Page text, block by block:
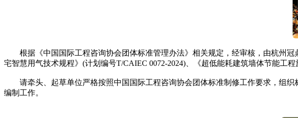
根据《中国国际工程咨询协会团体标准管理办法》相关规定，经审核，由杭州冠
宅智慧用气技术规程》(计划编号T/CAIEC 0072-2024)、《超低能耗建筑墙体节能工
请牵头、起草单位严格按照中国国际工程咨询协会团体标准制修工作要求，组织
编制工作。